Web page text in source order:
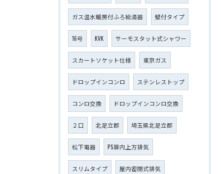
ガス温水暖房付ふろ給湯器 壁付タイプ
16号 KVK サーモスタット式シャワー
スカートソケット仕様 東京ガス
ドロップインコンロ ステンレストップ
コンロ交換 ドロップインコンロ交換
２口 北足立郡 埼玉県北足立郡
松下電器 PS扉内上方排気
スリムタイプ 屋内密閉式排気